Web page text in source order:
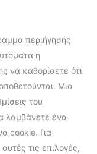
περιήγησής
ή
να καθορίσετε ότι
Μια
του
λαμβάνετε ένα
cookie. Για
τις επιλογές,